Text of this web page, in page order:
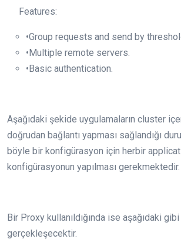
Features:
•Group requests and send by
•Multiple remote servers.
•Basic authentication.
Aşağıdaki şekide uygulamaların cluster
doğrudan bağlantı yapması sağlandığı
böyle bir konfigürasyon için herbir
konfigürasyonun yapılması gerekmektedir.
Bir Proxy kullanıldığında ise aşağıdaki
gerçekleşecektir.